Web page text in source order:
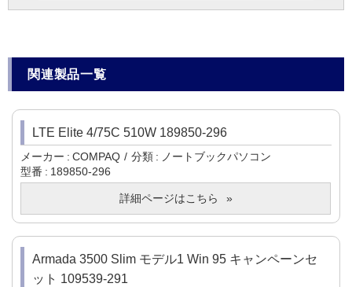
関連製品一覧
LTE Elite 4/75C 510W 189850-296
メーカー COMPAQ 分類
ノートブックパソコン
型番
189850-296
詳細ページはこちら
Armada 3500 Slim モデル1 Win 95 キャンペーンセ
ット 109539-291